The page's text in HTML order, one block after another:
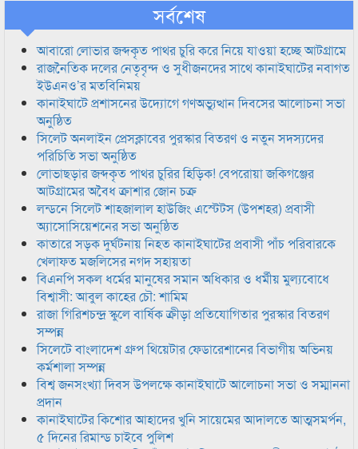
সর্বশেষ
আবারো লোভার জব্দকৃত পাথর চুরি করে নিয়ে যাওয়া হচ্ছে আটগ্রামে
রাজনৈতিক দলের নেতৃবৃন্দ ও সুধীজনদের সাথে কানাইঘাটের নবাগত
ইউএনও’র মতবিনিময়
কানাইঘাটে প্রশাসনের উদ্যোগে গণঅভ্যুত্থান দিবসের আলোচনা সভা
অনুষ্ঠিত
সিলেট অনলাইন প্রেসক্লাবের পুরস্কার বিতরণ ও নতুন সদস্যদের
পরিচিতি সভা অনুষ্ঠিত
লোভাছড়ার জব্দকৃত পাথর চুরির হিড়িক! বেপরোয়া জকিগঞ্জের
আটগ্রামের অবৈধ ক্রাশার জোন চক্র
লন্ডনে সিলেট শাহজালাল হাউজিং এস্টেটস (উপশহর) প্রবাসী
অ্যাসোসিয়েশনের সভা অনুষ্ঠিত
কাতারে সড়ক দুর্ঘটনায় নিহত কানাইঘাটের প্রবাসী পাঁচ পরিবারকে
খেলাফত মজলিসের নগদ সহায়তা
বিএনপি সকল ধর্মের মানুষের সমান অধিকার ও ধর্মীয় মুল্যবোধে
বিশ্বাসী: আবুল কাহের চৌ: শামিম
রাজা গিরিশচন্দ্র স্কুলে বার্ষিক ক্রীড়া প্রতিযোগিতার পুরস্কার বিতরণ
সম্পন্ন
সিলেটে বাংলাদেশ গ্রুপ থিয়েটার ফেডারেশানের বিভাগীয় অভিনয়
কর্মশালা সম্পন্ন
বিশ্ব জনসংখ্যা দিবস উপলক্ষে কানাইঘাটে আলোচনা সভা ও সম্মাননা
প্রদান
কানাইঘাটের কিশোর আহাদের খুনি সায়েমের আদালতে আত্মসমর্পন,
৫ দিনের রিমান্ড চাইবে পুলিশ